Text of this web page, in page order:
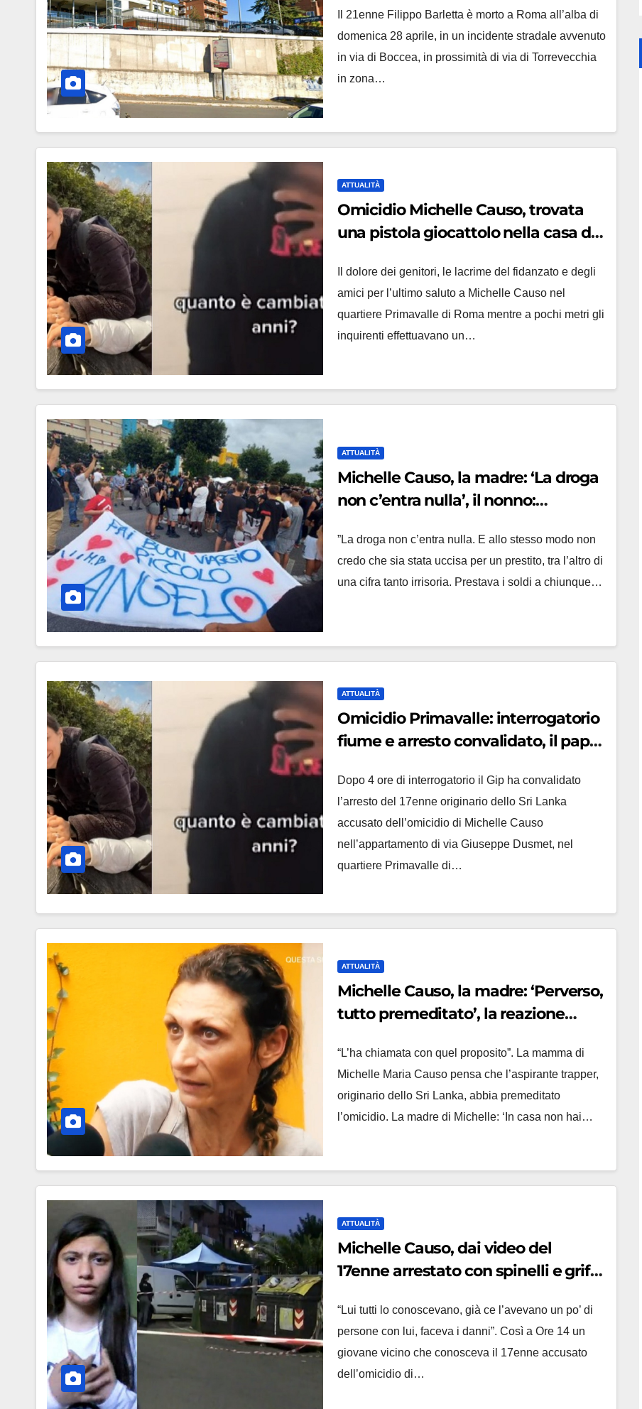
Il 21enne Filippo Barletta è morto a Roma all’alba di
domenica 28 aprile, in un incidente stradale avvenuto
in via di Boccea, in prossimità di via di Torrevecchia
in zona…
ATTUALITÀ
Omicidio Michelle Causo, trovata
una pistola giocattolo nella casa del
Il dolore dei genitori, le lacrime del fidanzato e degli
amici per l’ultimo saluto a Michelle Causo nel
quartiere Primavalle di Roma mentre a pochi metri gli
inquirenti effettuavano un…
ATTUALITÀ
Michelle Causo, la madre: ‘La droga
non c’entra nulla’, il nonno:
”La droga non c’entra nulla. E allo stesso modo non
credo che sia stata uccisa per un prestito, tra l’altro di
una cifra tanto irrisoria. Prestava i soldi a chiunque…
ATTUALITÀ
Omicidio Primavalle: interrogatorio
fiume e arresto convalidato, il papà
strada’
Dopo 4 ore di interrogatorio il Gip ha convalidato
l’arresto del 17enne originario dello Sri Lanka
accusato dell’omicidio di Michelle Causo
nell’appartamento di via Giuseppe Dusmet, nel
quartiere Primavalle di…
ATTUALITÀ
Michelle Causo, la madre: ‘Perverso,
tutto premeditato’, la reazione
“L’ha chiamata con quel proposito”. La mamma di
Michelle Maria Causo pensa che l’aspirante trapper,
originario dello Sri Lanka, abbia premeditato
l’omicidio. La madre di Michelle: ‘In casa non hai…
ATTUALITÀ
Michelle Causo, dai video del
17enne arrestato con spinelli e griffe
danni’
“Lui tutti lo conoscevano, già ce l’avevano un po’ di
persone con lui, faceva i danni”. Così a Ore 14 un
giovane vicino che conosceva il 17enne accusato
dell’omicidio di…